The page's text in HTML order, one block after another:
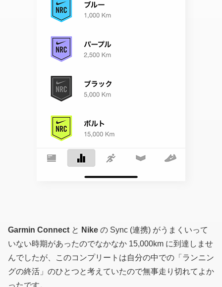
Garmin Connect と Nike の Sync (連携) がうまくいって
いない時期があったのでなかなか 15,000km に到達しませ
んでしたが、このコンプリートは自分の中での「ランニン
グの終活」のひとつと考えていたので無事走り切れてよか